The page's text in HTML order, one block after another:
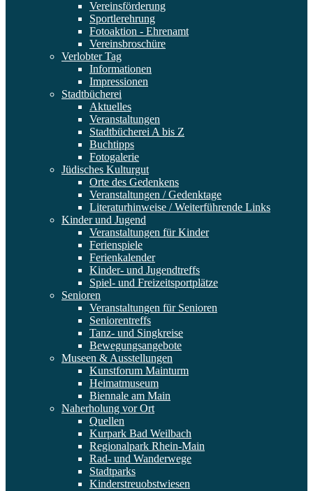
Vereinsförderung
Sportlerehrung
Fotoaktion - Ehrenamt
Vereinsbroschüre
Verlobter Tag
Informationen
Impressionen
Stadtbücherei
Aktuelles
Veranstaltungen
Stadtbücherei A bis Z
Buchtipps
Fotogalerie
Jüdisches Kulturgut
Orte des Gedenkens
Veranstaltungen / Gedenktage
Literaturhinweise / Weiterführende Links
Kinder und Jugend
Veranstaltungen für Kinder
Ferienspiele
Ferienkalender
Kinder- und Jugendtreffs
Spiel- und Freizeitsportplätze
Senioren
Veranstaltungen für Senioren
Seniorentreffs
Tanz- und Singkreise
Bewegungsangebote
Museen & Ausstellungen
Kunstforum Mainturm
Heimatmuseum
Biennale am Main
Naherholung vor Ort
Quellen
Kurpark Bad Weilbach
Regionalpark Rhein-Main
Rad- und Wanderwege
Stadtparks
Kinderstreuobstwiesen